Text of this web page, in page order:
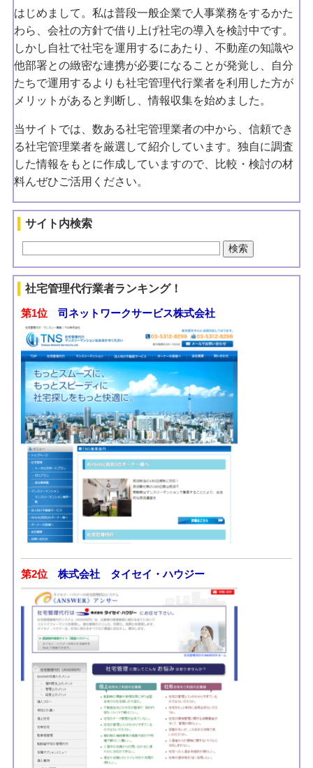
はじめまして。私は普段一般企業で人事業務をするかた
わら、会社の方針で借り上げ社宅の導入を検討中です。
しかし自社で社宅を運用するにあたり、不動産の知識や
他部署との緻密な連携が必要になることが発覚し、自分
たちで運用するよりも社宅管理代行業者を利用した方が
メリットがあると判断し、情報収集を始めました。
当サイトでは、数ある社宅管理業者の中から、信頼でき
る社宅管理業者を厳選して紹介しています。独自に調査
した情報をもとに作成していますので、比較・検討の材
料んぜひご活用ください。
サイト内検索
社宅管理代行業者ランキング！
第1位 司ネットワークサービス株式会社
第2位 株式会社 タイセイ・ハウジー